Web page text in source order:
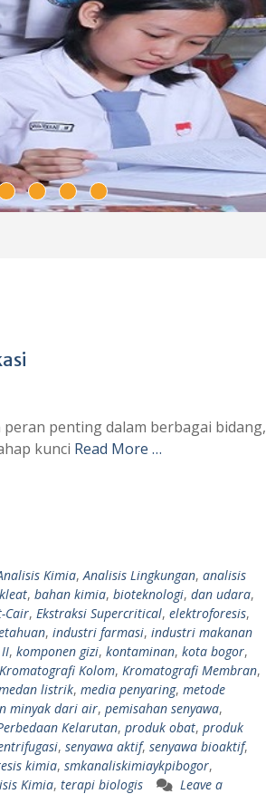
penting dalam berbagai bidang,
kunci Read More …
Kimia, Analisis Lingkungan, analisis
, bahan kimia, bioteknologi, dan udara,
Cair, Ekstraksi Supercritical, elektroforesis,
, industri farmasi, industri makanan
, komponen gizi, kontaminan, kota bogor,
Kromatografi Kolom, Kromatografi Membran,
listrik, media penyaring, metode
minyak dari air, pemisahan senyawa,
Kelarutan, produk obat, produk
, senyawa aktif, senyawa bioaktif,
kimia, smkanaliskimiaykpibogor,
Kimia, terapi biologis
Leave a